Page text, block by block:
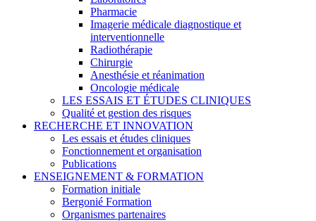
Pharmacie
Imagerie médicale diagnostique et
interventionnelle
Radiothérapie
Chirurgie
Anesthésie et réanimation
Oncologie médicale
LES ESSAIS ET ÉTUDES CLINIQUES
Qualité et gestion des risques
RECHERCHE ET INNOVATION
Les essais et études cliniques
Fonctionnement et organisation
Publications
ENSEIGNEMENT & FORMATION
Formation initiale
Bergonié Formation
Organismes partenaires